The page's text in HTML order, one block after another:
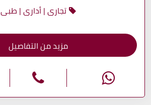
تجارى | أدارى | طبى
مزيد من التفاصيل